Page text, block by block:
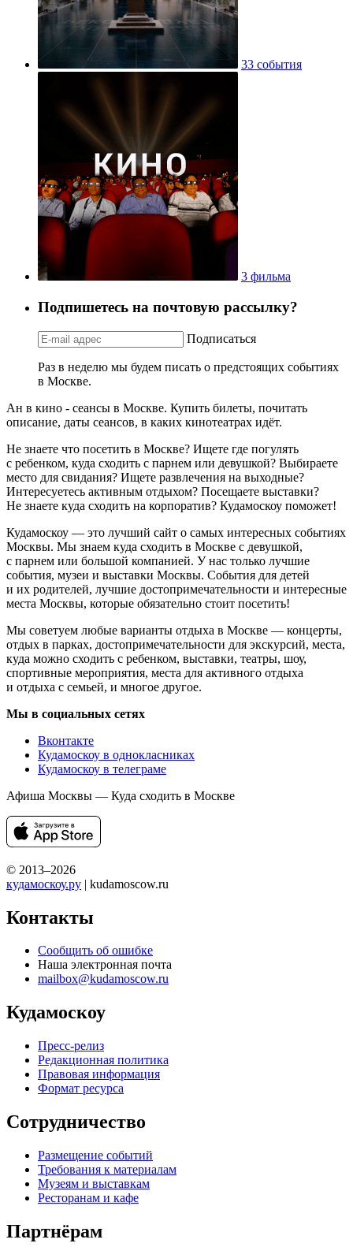
33 события
3 фильма
Подпишетесь на почтовую рассылку?
Подписаться
Раз в неделю мы будем писать о предстоящих событиях
в Москве.
Ан в кино - сеансы в Москве. Купить билеты, почитать
описание, даты сеансов, в каких кинотеатрах идёт.
Не знаете что посетить в Москве? Ищете где погулять
с ребенком, куда сходить с парнем или девушкой? Выбираете
место для свидания? Ищете развлечения на выходные?
Интересуетесь активным отдыхом? Посещаете выставки?
Не знаете куда сходить на корпоратив? Кудамоскоу поможет!
Кудамоскоу — это лучший сайт о самых интересных событиях
Москвы. Мы знаем куда сходить в Москве с девушкой,
с парнем или большой компанией. У нас только лучшие
события, музеи и выставки Москвы. События для детей
и их родителей, лучшие достопримечательности и интересные
места Москвы, которые обязательно стоит посетить!
Мы советуем любые варианты отдыха в Москве — концерты,
отдых в парках, достопримечательности для экскурсий, места,
куда можно сходить с ребенком, выставки, театры, шоу,
спортивные мероприятия, места для активного отдыха
и отдыха с семьей, и многое другое.
Мы в социальных сетях
Вконтакте
Кудамоскоу в однокласниках
Кудамоскоу в телеграме
Афиша Москвы — Куда сходить в Москве
© 2013–2026
кудамоскоу.ру | kudamoscow.ru
Контакты
Сообщить об ошибке
Наша электронная почта
mailbox@kudamoscow.ru
Кудамоскоу
Пресс-релиз
Редакционная политика
Правовая информация
Формат ресурса
Сотрудничество
Размещение событий
Требования к материалам
Музеям и выставкам
Ресторанам и кафе
Партнёрам